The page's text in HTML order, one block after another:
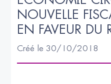
NOUVELLE
EN FAVEUR DU
Créé le 30/10/2018